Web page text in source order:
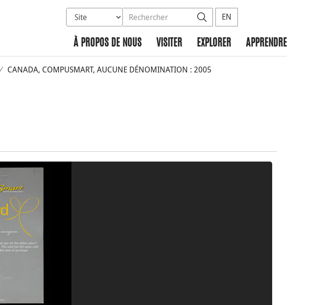
Sélectionnez la base de données à rechercher
Rechercher dans le site Rechercher
EN
À PROPOS DE NOUS VISITER EXPLORER APPRENDRE
CANADA, COMPUSMART, AUCUNE DÉNOMINATION : 2005